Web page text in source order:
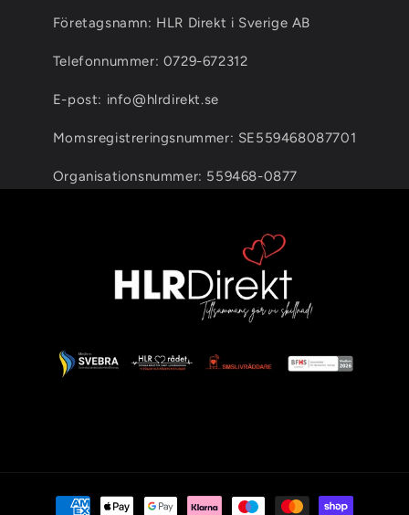
Företagsnamn: HLR Direkt i Sverige AB
Telefonnummer: 0729-672312
E-post: info@hlrdirekt.se
Momsregistreringsnummer: SE559468087701
Organisationsnummer: 559468-0877
Betalningsmetoder